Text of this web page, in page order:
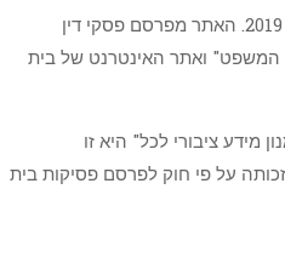
אתר תולעת המשפט הוקם בשנת 2019. האתר מפרסם פסקי דין
המשפט" ואתר האינטרנט של בית
מידע ציבורי לכל" היא זו
על פי חוק לפרסם פסיקות בית